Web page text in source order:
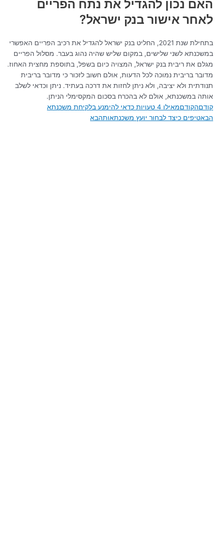
האם נכון להגדיל את נתח הפריים
לאחר אישור בנק ישראל?
בתחילת שנת 2021, החליט בנק ישראל להגדיל את רכיב הפריים האפשרי
במשכנתא לשני שלישים, במקום שליש שהיה נהוג בעבר. מסלול הפריים
מגלם את ריבית בנק ישראל, המצויה כיום בשפל, בתוספת מחצית האחוז.
מדובר בריבית נמוכה לכל הדעות, אולם חשוב לזכור כי מדובר בריבית
תנודתית ולא יציבה, ולא ניתן לחזות את דרכה בעתיד. ניתן וכדאי לשלב
אותה במשכנתא, אולם לא בהכרח בסכום המקסימלי הניתן.
קודםהקודםמאילו 4 טעויות כדאי להימנע בלקיחת משכנתא
הבאטיפים כיצד לבחור יועץ משכנתאותהבא